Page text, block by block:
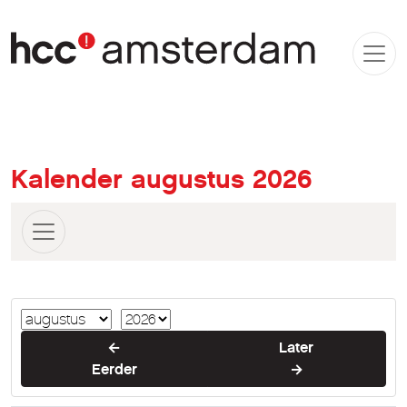
Kalender augustus 2026
←
Eerder
Later
→